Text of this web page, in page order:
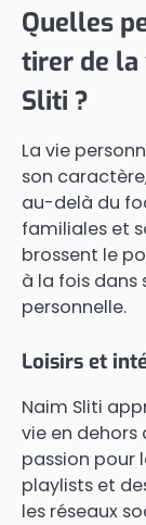
Quelles
tirer de la
Sliti ?
La vie
son
au-delà du
familiales et
brossent le
à la fois dans
personnelle.
Loisirs et
Naim Sliti
vie en dehors
passion pour
playlists et
les réseaux